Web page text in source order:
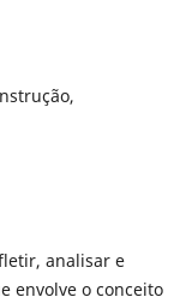
analisar e
envolve o conceito